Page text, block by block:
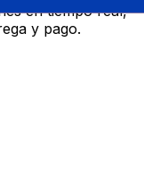
en tiempo real,
y pago.